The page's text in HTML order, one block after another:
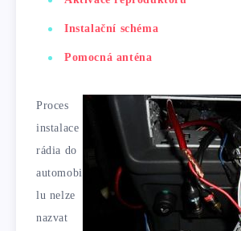
Instalační schéma
Pomocná anténa
Proces
instalace
rádia do
automobi
lu nelze
nazvat